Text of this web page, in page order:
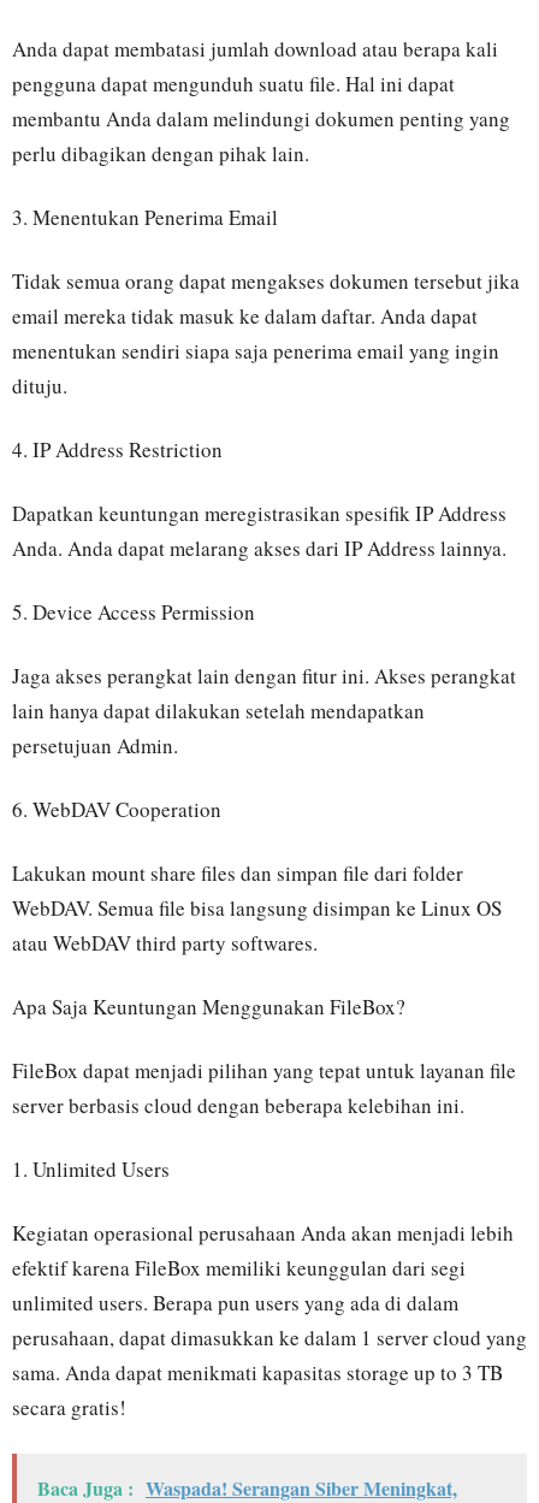
Anda dapat membatasi jumlah download atau berapa kali
pengguna dapat mengunduh suatu file. Hal ini dapat
membantu Anda dalam melindungi dokumen penting yang
perlu dibagikan dengan pihak lain.
3. Menentukan Penerima Email
Tidak semua orang dapat mengakses dokumen tersebut jika
email mereka tidak masuk ke dalam daftar. Anda dapat
menentukan sendiri siapa saja penerima email yang ingin
dituju.
4. IP Address Restriction
Dapatkan keuntungan meregistrasikan spesifik IP Address
Anda. Anda dapat melarang akses dari IP Address lainnya.
5. Device Access Permission
Jaga akses perangkat lain dengan fitur ini. Akses perangkat
lain hanya dapat dilakukan setelah mendapatkan
persetujuan Admin.
6. WebDAV Cooperation
Lakukan mount share files dan simpan file dari folder
WebDAV. Semua file bisa langsung disimpan ke Linux OS
atau WebDAV third party softwares.
Apa Saja Keuntungan Menggunakan FileBox?
FileBox dapat menjadi pilihan yang tepat untuk layanan file
server berbasis cloud dengan beberapa kelebihan ini.
1. Unlimited Users
Kegiatan operasional perusahaan Anda akan menjadi lebih
efektif karena FileBox memiliki keunggulan dari segi
unlimited users. Berapa pun users yang ada di dalam
perusahaan, dapat dimasukkan ke dalam 1 server cloud yang
sama. Anda dapat menikmati kapasitas storage up to 3 TB
secara gratis!
Baca Juga : Waspada! Serangan Siber Meningkat,